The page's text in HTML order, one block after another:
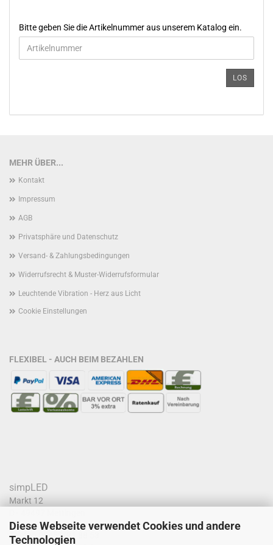
Diese Webseite verwendet Cookies und andere
Technologien
BITTE
GEBEN
SIE
Bitte geben Sie die Artikelnummer aus unserem Katalog ein.
LOS
MEHR ÜBER...
Kontakt
Impressum
AGB
Privatsphäre und Datenschutz
Versand- & Zahlungsbedingungen
Widerrufsrecht & Muster-Widerrufsformular
Leuchtende Vibration - Herz aus Licht
Cookie Einstellungen
FLEXIBEL - AUCH BEIM BEZAHLEN
simpLED
Markt 12
Telefon
05452/91 88 53